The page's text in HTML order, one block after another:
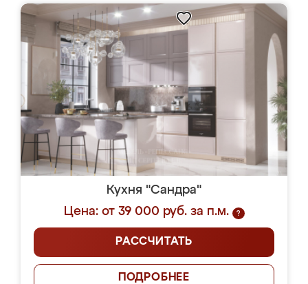
Кухня "Сандра"
Цена: от 39 000 руб. за п.м.
?
РАССЧИТАТЬ
ПОДРОБНЕЕ